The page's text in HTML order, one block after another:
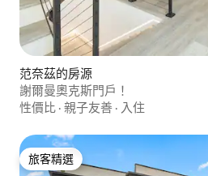
范奈茲的房源
謝爾曼奧克斯門戶！
性價比 · 親子友善 · 入住
旅客精選
旅客精選